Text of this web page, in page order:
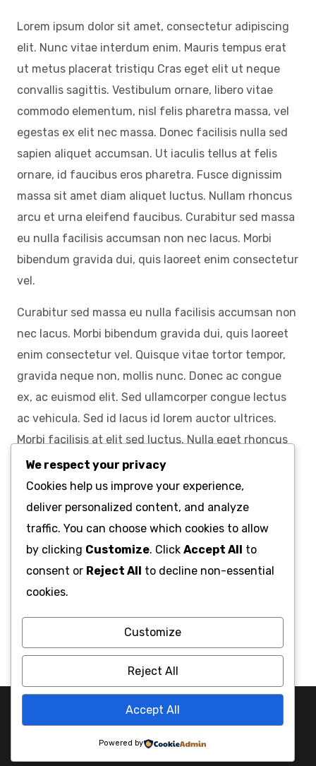
Lorem ipsum dolor sit amet, consectetur adipiscing
elit. Nunc vitae interdum enim. Mauris tempus erat
ut metus placerat tristiqu Cras eget elit ut neque
convallis sagittis. Vestibulum ornare, libero vitae
commodo elementum, nisl felis pharetra massa, vel
egestas ex elit nec massa. Donec facilisis nulla sed
sapien aliquet accumsan. Ut iaculis tellus at felis
ornare, id faucibus eros pharetra. Fusce dignissim
massa sit amet diam aliquet luctus. Nullam rhoncus
arcu et urna eleifend faucibus. Curabitur sed massa
eu nulla facilisis accumsan non nec lacus. Morbi
bibendum gravida dui, quis laoreet enim consectetur
vel.
Curabitur sed massa eu nulla facilisis accumsan non
nec lacus. Morbi bibendum gravida dui, quis laoreet
enim consectetur vel. Quisque vitae tortor tempor,
gravida neque non, mollis nunc. Donec ac congue
ex, ac euismod elit. Sed ullamcorper congue lectus
ac vehicula. Sed id lacus id lorem auctor ultrices.
Morbi facilisis at elit sed luctus. Nulla eget rhoncus
nibh. Vestibulum molestie tempor massa quis
vehicula.
Prev Project
Copyright © 2025 Portfx All rights reserved.
Service
Contact
We respect your privacy
Cookies help us improve your experience,
deliver personalized content, and analyze
traffic. You can choose which cookies to allow
by clicking Customize. Click Accept All to
consent or Reject All to decline non-essential
cookies.
Customize
Reject All
Accept All
Powered by